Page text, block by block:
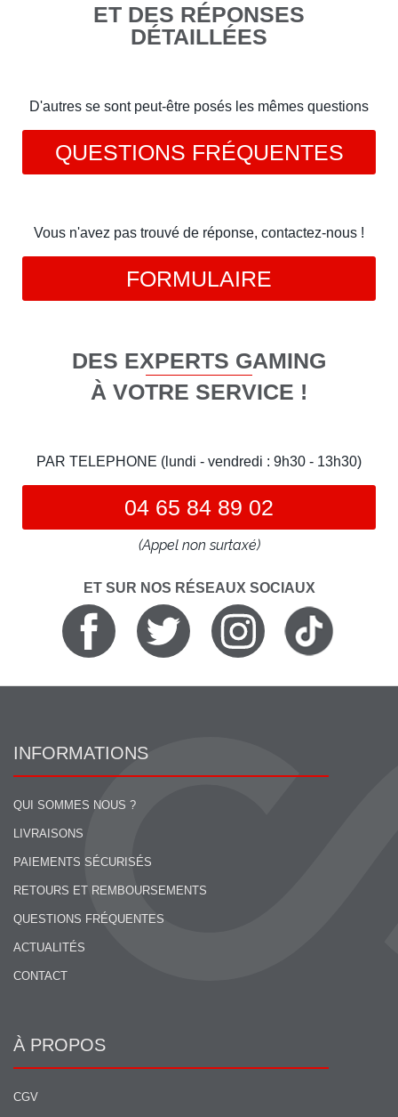
ET DES RÉPONSES
DÉTAILLÉES
D'autres se sont peut-être posés les mêmes questions
QUESTIONS FRÉQUENTES
Vous n'avez pas trouvé de réponse, contactez-nous !
FORMULAIRE
DES EXPERTS GAMING
À VOTRE SERVICE !
PAR TELEPHONE (lundi - vendredi : 9h30 - 13h30)
04 65 84 89 02
(Appel non surtaxé)
ET SUR NOS RÉSEAUX SOCIAUX
INFORMATIONS
QUI SOMMES NOUS ?
LIVRAISONS
PAIEMENTS SÉCURISÉS
RETOURS ET REMBOURSEMENTS
QUESTIONS FRÉQUENTES
ACTUALITÉS
CONTACT
À PROPOS
CGV